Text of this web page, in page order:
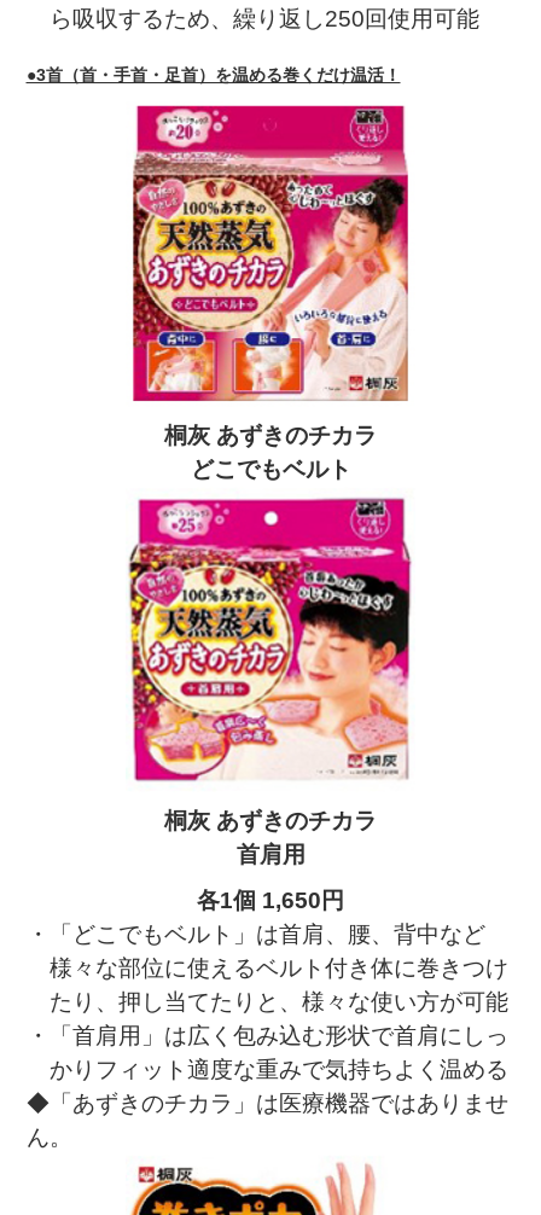
ら吸収するため、繰り返し250回使用可能
●3首（首・手首・足首）を温める巻くだけ温活！
桐灰 あずきのチカラ
どこでもベルト
桐灰 あずきのチカラ
首肩用
各1個 1,650円
・「どこでもベルト」は首肩、腰、背中など
様々な部位に使えるベルト付き体に巻きつけ
たり、押し当てたりと、様々な使い方が可能
・「首肩用」は広く包み込む形状で首肩にしっ
かりフィット適度な重みで気持ちよく温める
◆「あずきのチカラ」は医療機器ではありませ
ん。